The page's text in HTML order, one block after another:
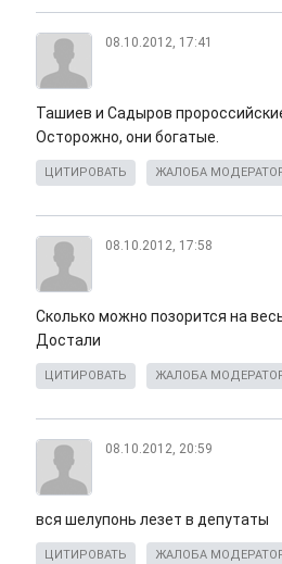
08.10.2012, 17:41
Ташиев и Садыров
Осторожно, они богатые.
ЦИТИРОВАТЬ ЖАЛОБА
08.10.2012, 17:58
Сколько можно позорится на
Достали
ЦИТИРОВАТЬ ЖАЛОБА
08.10.2012, 20:59
вся шелупонь лезет в депутаты
ЦИТИРОВАТЬ ЖАЛОБА